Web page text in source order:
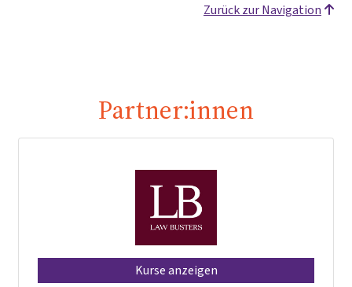
Zurück zur Navigation
Partner:innen
Kurse anzeigen